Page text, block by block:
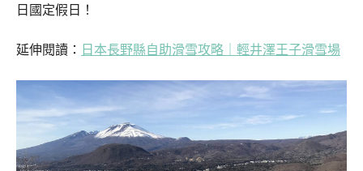
日國定假日！
延伸閱讀： 日本長野縣自助滑雪攻略｜輕井澤王子滑雪場